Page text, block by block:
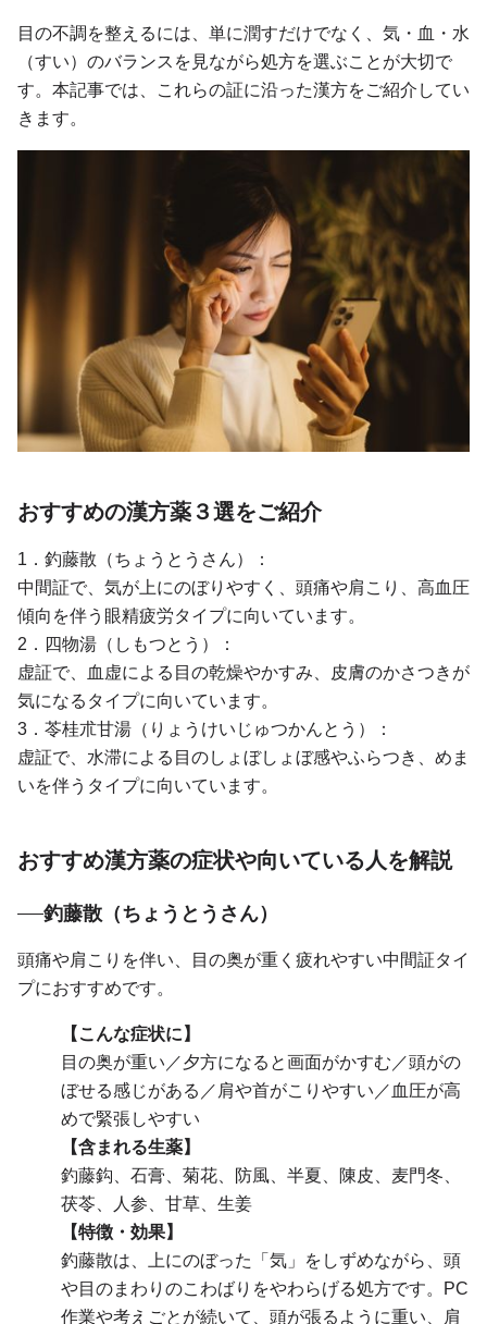
目の不調を整えるには、単に潤すだけでなく、気・血・水
（すい）のバランスを見ながら処方を選ぶことが大切で
す。本記事では、これらの証に沿った漢方をご紹介してい
きます。
おすすめの漢方薬３選をご紹介
1．釣藤散（ちょうとうさん）：
中間証で、気が上にのぼりやすく、頭痛や肩こり、高血圧
傾向を伴う眼精疲労タイプに向いています。
2．四物湯（しもつとう）：
虚証で、血虚による目の乾燥やかすみ、皮膚のかさつきが
気になるタイプに向いています。
3．苓桂朮甘湯（りょうけいじゅつかんとう）：
虚証で、水滞による目のしょぼしょぼ感やふらつき、めま
いを伴うタイプに向いています。
おすすめ漢方薬の症状や向いている人を解説
釣藤散（ちょうとうさん）
頭痛や肩こりを伴い、目の奥が重く疲れやすい中間証タイ
プにおすすめです。
【こんな症状に】
目の奥が重い／夕方になると画面がかすむ／頭がの
ぼせる感じがある／肩や首がこりやすい／血圧が高
めで緊張しやすい
【含まれる生薬】
釣藤鈎、石膏、菊花、防風、半夏、陳皮、麦門冬、
茯苓、人参、甘草、生姜
【特徴・効果】
釣藤散は、上にのぼった「気」をしずめながら、頭
や目のまわりのこわばりをやわらげる処方です。PC
作業や考えごとが続いて、頭が張るように重い、肩